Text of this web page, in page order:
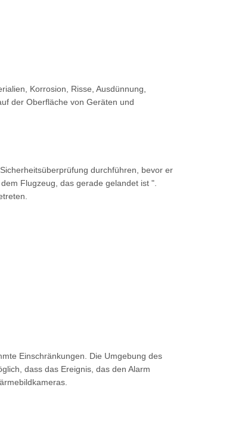
Korrosion, Risse, Ausdünnung,
der Oberfläche von Geräten und
durchführen, bevor er
Flugzeug, das gerade gelandet ist ".
Einschränkungen. Die Umgebung des
dass das Ereignis, das den Alarm